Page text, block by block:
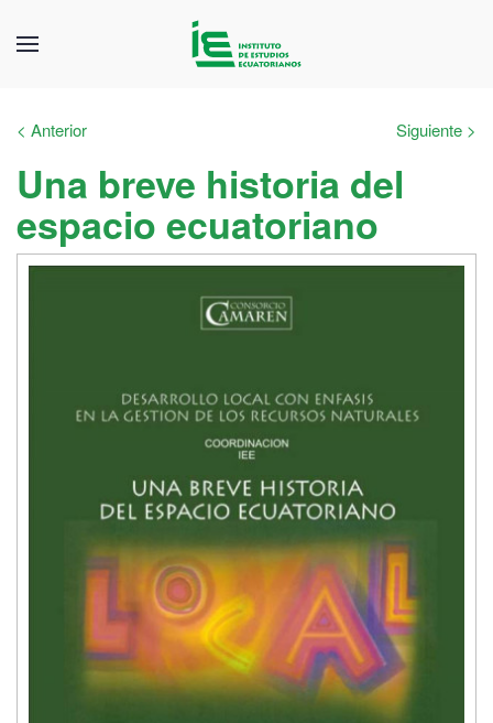
< Anterior Siguiente >
Una breve historia del
espacio ecuatoriano